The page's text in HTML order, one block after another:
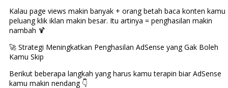
Kalau page views makin banyak + orang betah baca konten
peluang klik iklan makin besar. Itu artinya = penghasilan makin
nambah 🍹
🚀 Strategi Meningkatkan Penghasilan AdSense yang Gak Boleh
Kamu Skip
Berikut beberapa langkah yang harus kamu terapin biar AdSense
kamu makin nendang 👇